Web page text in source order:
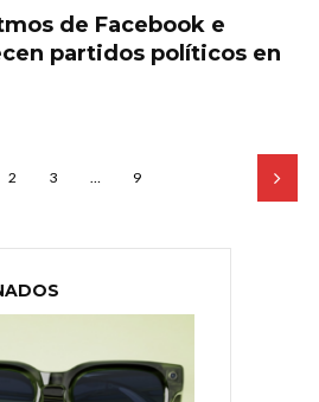
de Facebook e
partidos políticos en
2 3 … 9